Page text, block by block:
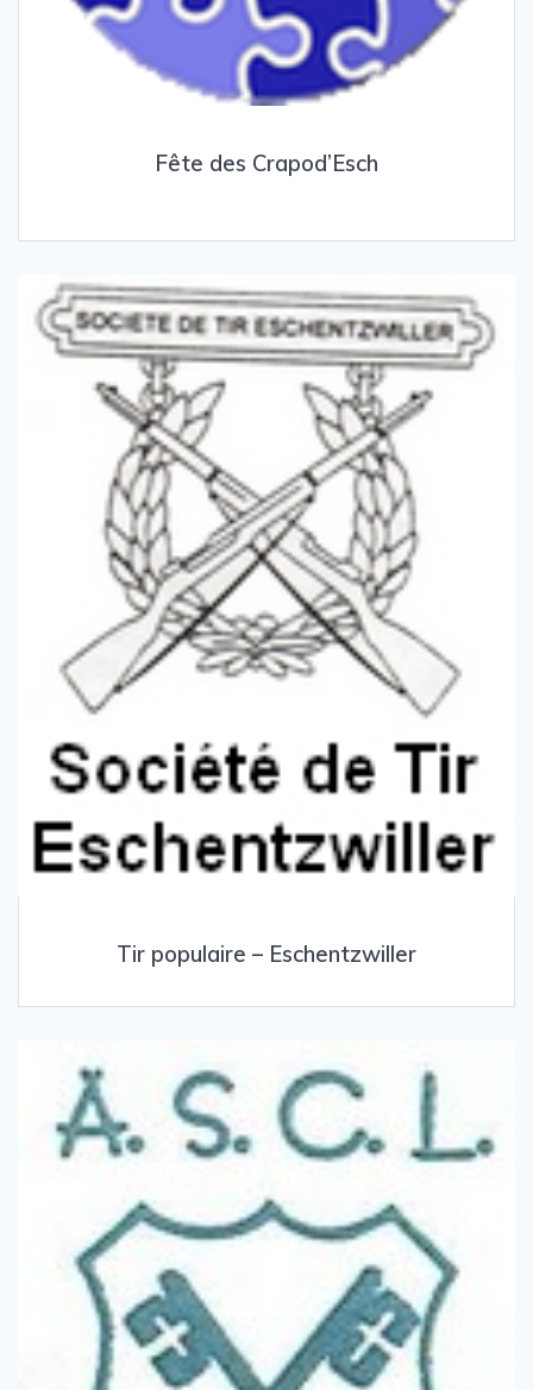
Fête des Crapod’Esch
Tir populaire – Eschentzwiller